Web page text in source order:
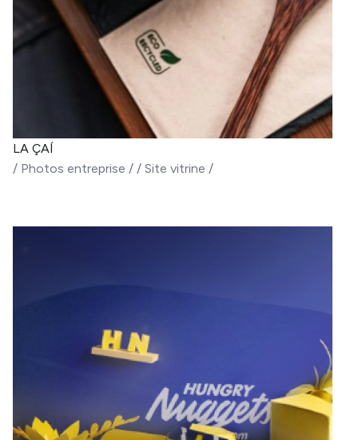
LA ÇAÍ
/ Photos entreprise / / Site vitrine /